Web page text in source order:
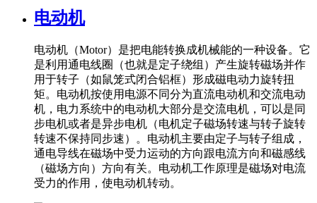
电动机
电动机（Motor）是把电能转换成机械能的一种设备。它
是利用通电线圈（也就是定子绕组）产生旋转磁场并作
用于转子（如鼠笼式闭合铝框）形成磁电动力旋转扭
矩。电动机按使用电源不同分为直流电动机和交流电动
机，电力系统中的电动机大部分是交流电机，可以是同
步电机或者是异步电机（电机定子磁场转速与转子旋转
转速不保持同步速）。电动机主要由定子与转子组成，
通电导线在磁场中受力运动的方向跟电流方向和磁感线
（磁场方向）方向有关。电动机工作原理是磁场对电流
受力的作用，使电动机转动。